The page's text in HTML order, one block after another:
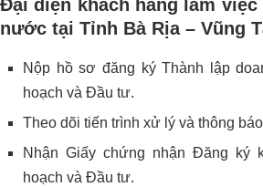
Đại diện khách hàng làm
nước tại Tỉnh Bà Rịa – Vũng
Nộp hồ sơ đăng ký Thành lập
hoạch và Đầu tư.
Theo dõi tiến trình xử lý và thông
Nhận Giấy chứng nhận Đăng ký
hoạch và Đầu tư.